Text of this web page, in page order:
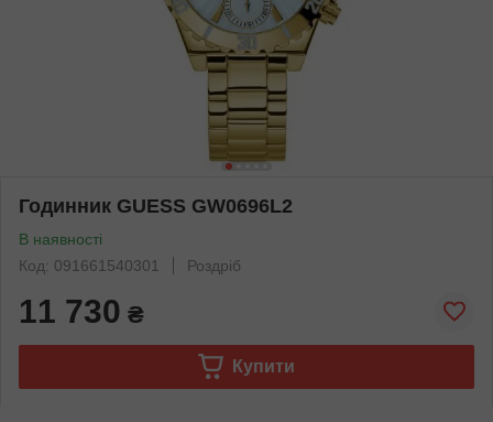
Годинник GUESS GW0696L2
В наявності
Код: 091661540301
Роздріб
11 730 ₴
Купити